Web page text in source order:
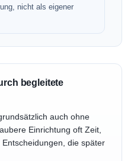
nicht als eigener
begleitete
auch ohne
Einrichtung oft Zeit,
die später